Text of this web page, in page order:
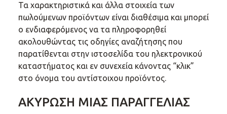
Τα χαρακτηριστικά και άλλα στοιχεία των
πωλούμενων προϊόντων είναι διαθέσιμα και μπορεί
ο ενδιαφερόμενος να τα πληροφορηθεί
ακολουθώντας τις οδηγίες αναζήτησης που
παρατίθενται στην ιστοσελίδα του ηλεκτρονικού
καταστήματος και εν συνεχεία κάνοντας “κλικ”
στο όνομα του αντίστοιχου προϊόντος.
ΑΚΥΡΩΣΗ ΜΙΑΣ ΠΑΡΑΓΓΕΛΙΑΣ